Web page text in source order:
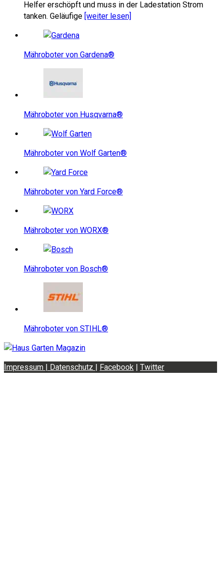
Helfer erschöpft und muss in der Ladestation Strom
tanken. Geläufige [weiter lesen]
Mähroboter von Gardena®
Mähroboter von Husqvarna®
Mähroboter von Wolf Garten®
Mähroboter von Yard Force®
Mähroboter von WORX®
Mähroboter von Bosch®
Mähroboter von STIHL®
Impressum | Datenschutz Facebook Twitter